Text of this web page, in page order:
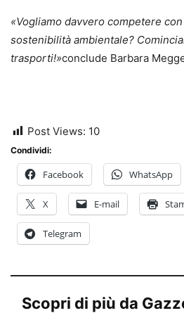
«Vogliamo davvero competere
sostenibilità ambientale?
trasporti!»conclude Barbara
Post Views: 10
Condividi:
Facebook WhatsApp
X E-mail
Telegram
Scopri di più da